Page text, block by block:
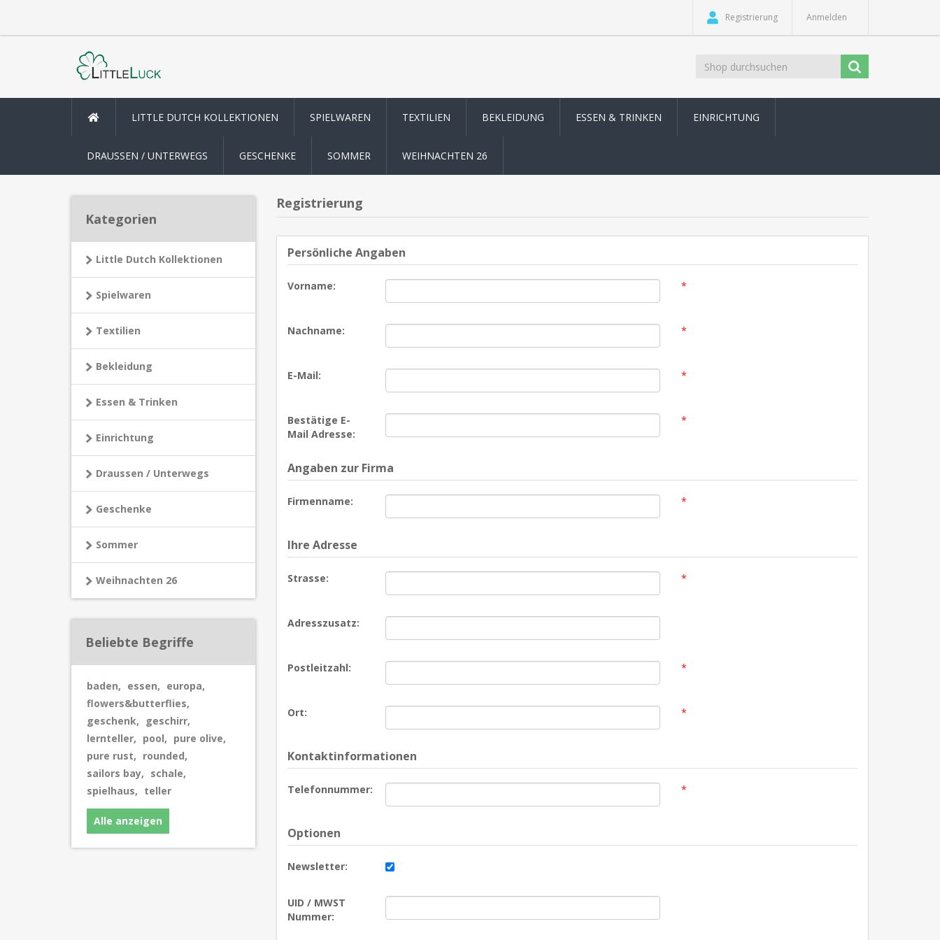
Registrierung Anmelden
LITTLE DUTCH KOLLEKTIONEN SPIELWAREN TEXTILIEN BEKLEIDUNG ESSEN & TRINKEN EINRICHTUNG
DRAUSSEN / UNTERWEGS GESCHENKE SOMMER WEIHNACHTEN 26
Kategorien
Little Dutch Kollektionen
Spielwaren
Textilien
Bekleidung
Essen & Trinken
Einrichtung
Draussen / Unterwegs
Geschenke
Sommer
Weihnachten 26
Beliebte Begriffe
baden, essen, europa,
flowers&butterflies,
geschenk, geschirr,
lernteller, pool, pure olive,
pure rust, rounded,
sailors bay, schale,
spielhaus, teller
Alle anzeigen
Registrierung
Persönliche Angaben
Vorname: *
Nachname: *
E-Mail: *
Bestätige E-
Mail Adresse:
*
Angaben zur Firma
Firmenname: *
Ihre Adresse
Strasse: *
Adresszusatz:
Postleitzahl: *
Ort: *
Kontaktinformationen
Telefonnummer: *
Optionen
Newsletter:
UID / MWST
Nummer: